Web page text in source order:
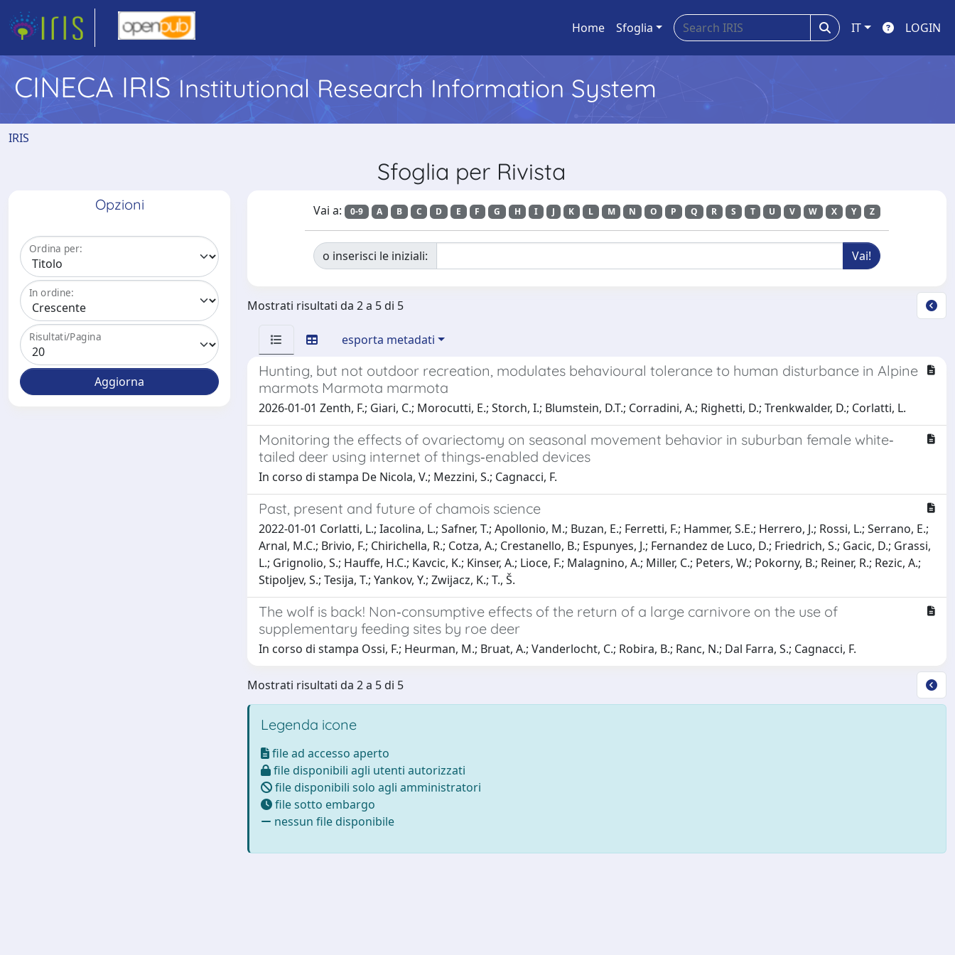
Home Sfoglia IT LOGIN
CINECA IRIS Institutional Research Information System
IRIS
Sfoglia per Rivista
Opzioni
Ordina per:
In ordine:
Risultati/Pagina
Vai a: 0-9 A B C D E F G H I J K L M N O P Q R S T U V W X Y Z
o inserisci le iniziali:
Mostrati risultati da 2 a 5 di 5
esporta metadati
Hunting, but not outdoor recreation, modulates behavioural tolerance to human disturbance in Alpine
marmots Marmota marmota
2026-01-01 Zenth, F.; Giari, C.; Morocutti, E.; Storch, I.; Blumstein, D.T.; Corradini, A.; Righetti, D.; Trenkwalder, D.; Corlatti, L.
Monitoring the effects of ovariectomy on seasonal movement behavior in suburban female white‐
tailed deer using internet of things‐enabled devices
In corso di stampa De Nicola, V.; Mezzini, S.; Cagnacci, F.
Past, present and future of chamois science
2022-01-01 Corlatti, L.; Iacolina, L.; Safner, T.; Apollonio, M.; Buzan, E.; Ferretti, F.; Hammer, S.E.; Herrero, J.; Rossi, L.; Serrano, E.;
Arnal, M.C.; Brivio, F.; Chirichella, R.; Cotza, A.; Crestanello, B.; Espunyes, J.; Fernandez de Luco, D.; Friedrich, S.; Gacic, D.; Grassi,
L.; Grignolio, S.; Hauffe, H.C.; Kavcic, K.; Kinser, A.; Lioce, F.; Malagnino, A.; Miller, C.; Peters, W.; Pokorny, B.; Reiner, R.; Rezic, A.;
Stipoljev, S.; Tesija, T.; Yankov, Y.; Zwijacz, K.; T., Š.
The wolf is back! Non‐consumptive effects of the return of a large carnivore on the use of
supplementary feeding sites by roe deer
In corso di stampa Ossi, F.; Heurman, M.; Bruat, A.; Vanderlocht, C.; Robira, B.; Ranc, N.; Dal Farra, S.; Cagnacci, F.
Mostrati risultati da 2 a 5 di 5
Legenda icone
file ad accesso aperto
file disponibili agli utenti autorizzati
file disponibili solo agli amministratori
file sotto embargo
nessun file disponibile